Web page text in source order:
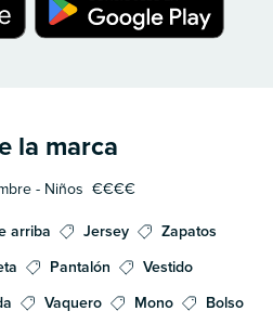
la marca
- Niños €€€€
arriba Jersey
Zapatos
Pantalón
Vestido
Vaquero Mono
Bolso